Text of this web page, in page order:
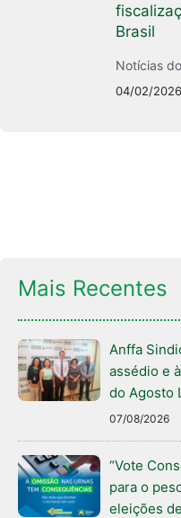
Brasil
Notícias
04/02/2026
Mais Recentes
Anffa
assédio e
do Agosto
07/08/2026
“Vote
para o
eleições